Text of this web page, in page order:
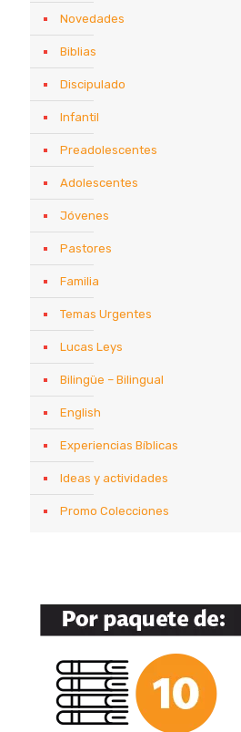
Novedades
Biblias
Discipulado
Infantil
Preadolescentes
Adolescentes
Jóvenes
Pastores
Familia
Temas Urgentes
Lucas Leys
Bilingüe – Bilingual
English
Experiencias Bíblicas
Ideas y actividades
Promo Colecciones